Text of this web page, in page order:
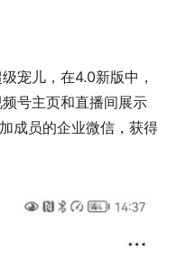
宠儿，在4.0新版中，
频号主页和直播间展示
成员的企业微信，获得